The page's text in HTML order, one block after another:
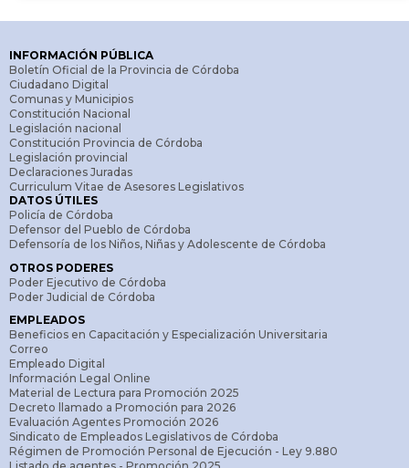
INFORMACIÓN PÚBLICA
Boletín Oficial de la Provincia de Córdoba
Ciudadano Digital
Comunas y Municipios
Constitución Nacional
Legislación nacional
Constitución Provincia de Córdoba
Legislación provincial
Declaraciones Juradas
Curriculum Vitae de Asesores Legislativos
DATOS ÚTILES
Policía de Córdoba
Defensor del Pueblo de Córdoba
Defensoría de los Niños, Niñas y Adolescente de Córdoba
OTROS PODERES
Poder Ejecutivo de Córdoba
Poder Judicial de Córdoba
EMPLEADOS
Beneficios en Capacitación y Especialización Universitaria
Correo
Empleado Digital
Información Legal Online
Material de Lectura para Promoción 2025
Decreto llamado a Promoción para 2026
Evaluación Agentes Promoción 2026
Sindicato de Empleados Legislativos de Córdoba
Régimen de Promoción Personal de Ejecución - Ley 9.880